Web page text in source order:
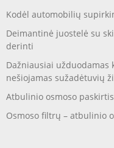
Kodėl automobilių
Deimantinė juostelė su
derinti
Dažniausiai užduodamas
nešiojamas sužadėtuvių
Atbulinio osmoso paskirtis
Osmoso filtrų – atbulinio